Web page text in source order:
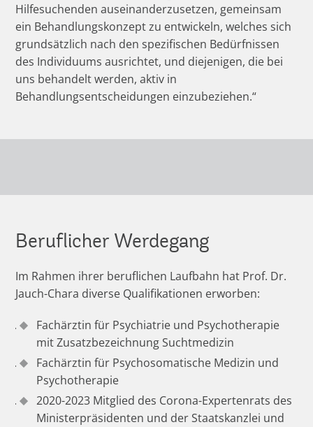
Hilfesuchenden auseinanderzusetzen, gemeinsam
ein Behandlungskonzept zu entwickeln, welches sich
grundsätzlich nach den spezifischen Bedürfnissen
des Individuums ausrichtet, und diejenigen, die bei
uns behandelt werden, aktiv in
Behandlungsentscheidungen einzubeziehen.“
Beruflicher Werdegang
Im Rahmen ihrer beruflichen Laufbahn hat Prof. Dr.
Jauch-Chara diverse Qualifikationen erworben:
Fachärztin für Psychiatrie und Psychotherapie
mit Zusatzbezeichnung Suchtmedizin
Fachärztin für Psychosomatische Medizin und
Psychotherapie
2020-2023 Mitglied des Corona-Expertenrats des
Ministerpräsidenten und der Staatskanzlei und